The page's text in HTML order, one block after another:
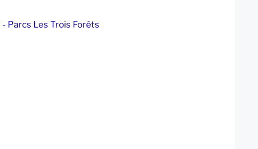
Parcs Les Trois Forêts